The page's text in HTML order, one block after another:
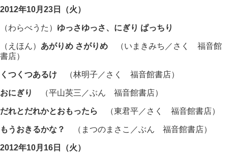
2012年10月23日（火）
（わらべうた） ゆっさゆっさ、にぎり ぱっちり
（えほん） あがりめ さがりめ （いまきみち／さく 福音館
書店）
くつくつあるけ （林明子／さく 福音館書店）
おにぎり （平山英三／ぶん 福音館書店）
だれとだれかとおもったら （東君平／さく 福音館書店）
もうおきるかな？ （まつのまさこ／ぶん 福音館書店）
2012年10月16日（火）